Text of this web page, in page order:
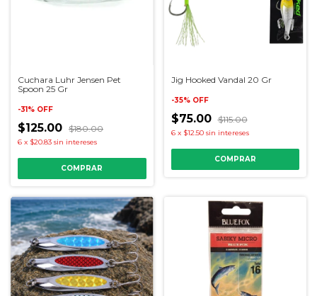
Cuchara Luhr Jensen Pet
Spoon 25 Gr
-31% OFF
$125.00 $180.00
6 x $20.83 sin intereses
Jig Hooked Vandal 20 Gr
-35% OFF
$75.00 $115.00
6 x $12.50 sin intereses
COMPRAR